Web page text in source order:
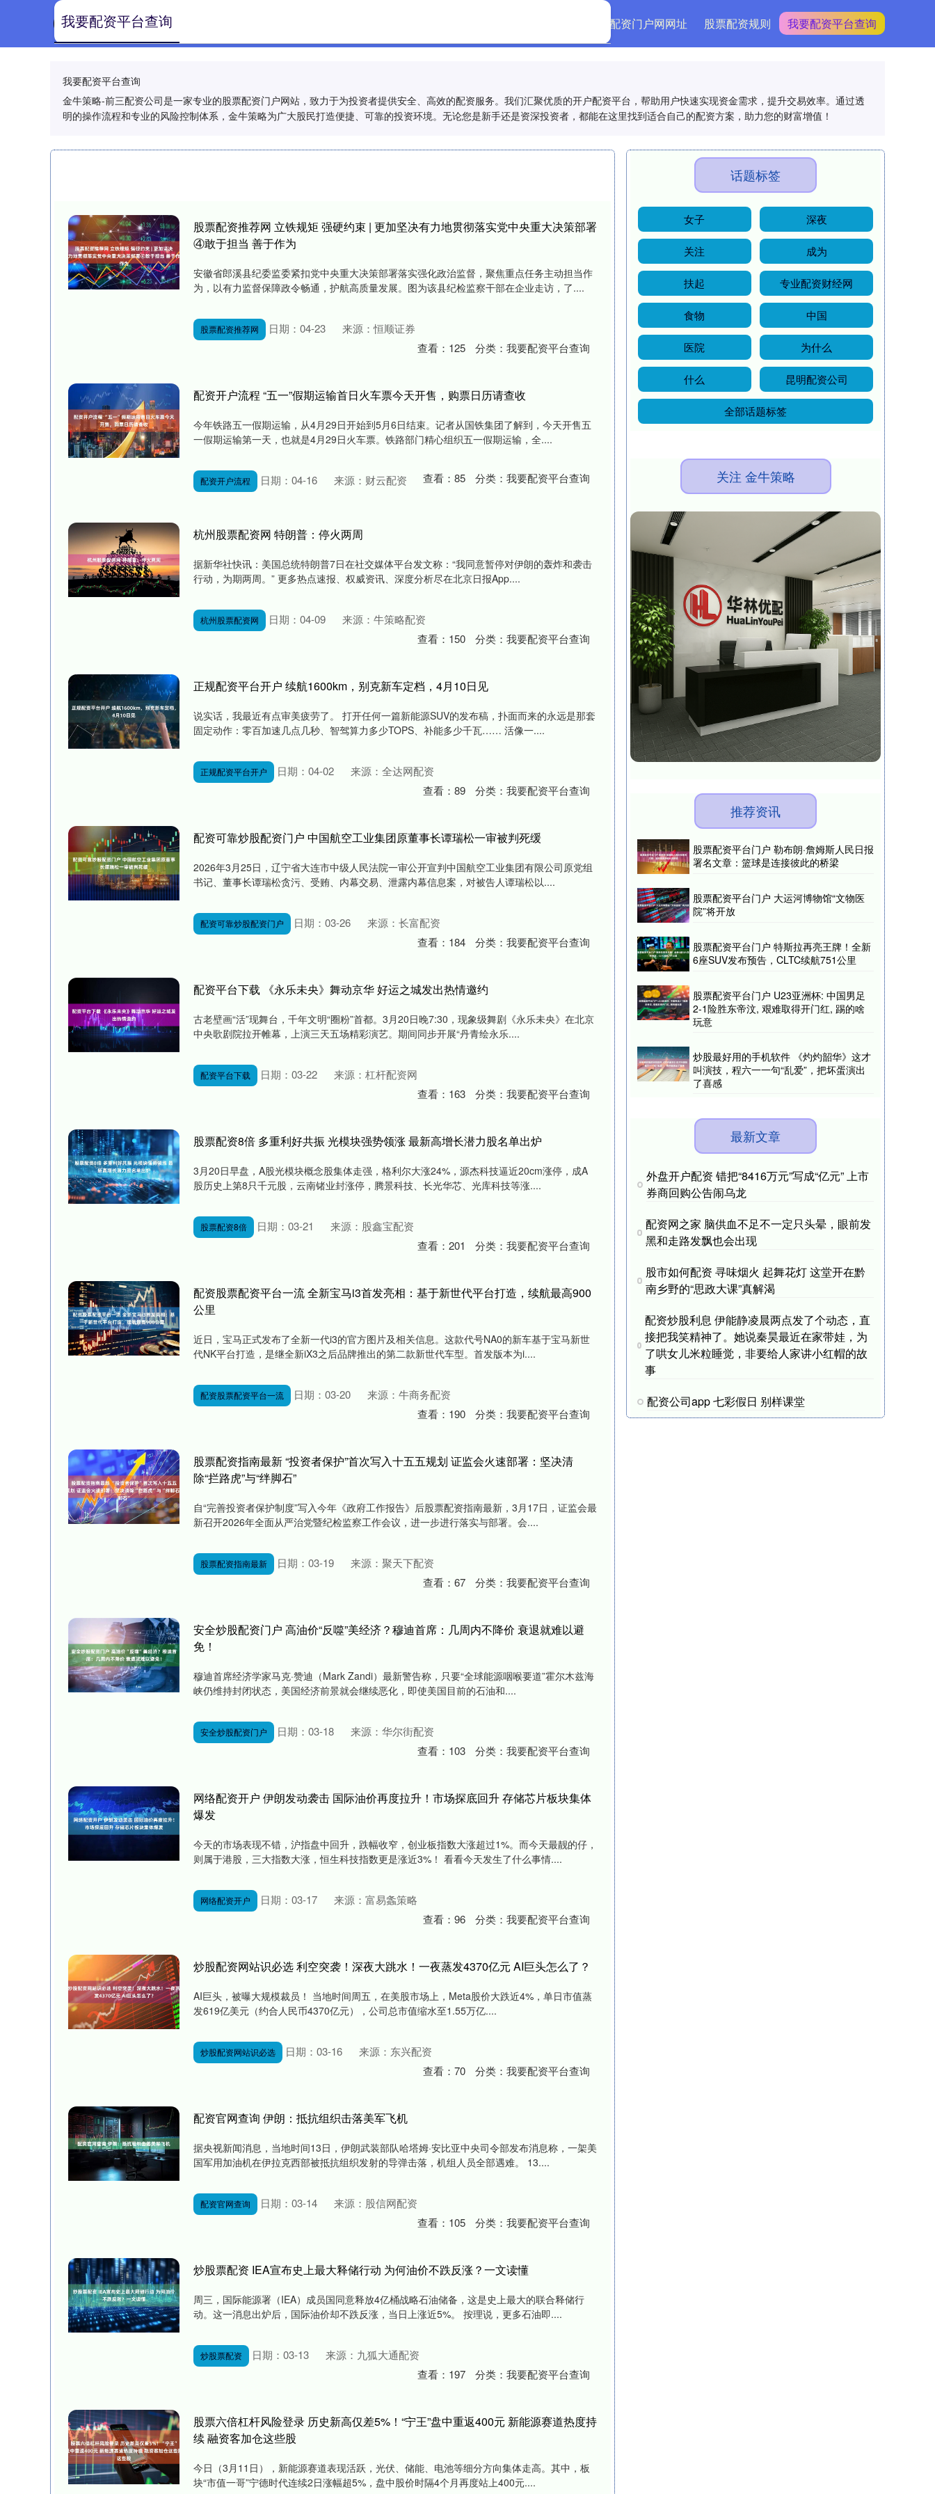
配资门户网网址 股票配资规则 我要配资平台查询
我要配资平台查询
金牛策略-前三配资公司是一家专业的股票配资门户网站，致力于为投资者提供安全、高效的配资服务。我们汇聚优质的开户配资平台，帮助用户快速实现资金需求，提升交易效率。通过透
明的操作流程和专业的风险控制体系，金牛策略为广大股民打造便捷、可靠的投资环境。无论您是新手还是资深投资者，都能在这里找到适合自己的配资方案，助力您的财富增值！
我要配资平台查询
股票配资推荐网 立铁规矩 强硬约束 | 更加坚决有力地贯彻落实党中央重大决策部署
④敢于担当 善于作为
安徽省郎溪县纪委监委紧扣党中央重大决策部署落实强化政治监督，聚焦重点任务主动担当作
为，以有力监督保障政令畅通，护航高质量发展。图为该县纪检监察干部在企业走访，了....
股票配资推荐网 日期：04-23
来源：恒顺证券
查看： 125 分类： 我要配资平台查询
配资开户流程 “五一”假期运输首日火车票今天开售，购票日历请查收
今年铁路五一假期运输，从4月29日开始到5月6日结束。记者从国铁集团了解到，今天开售五
一假期运输第一天，也就是4月29日火车票。铁路部门精心组织五一假期运输，全....
配资开户流程 日期：04-16 来源：财云配资 查看： 85 分类： 我要配资平台查询
杭州股票配资网 特朗普：停火两周
据新华社快讯：美国总统特朗普7日在社交媒体平台发文称：“我同意暂停对伊朗的轰炸和袭击
行动，为期两周。” 更多热点速报、权威资讯、深度分析尽在北京日报App....
杭州股票配资网 日期：04-09
来源：牛策略配资
查看： 150 分类： 我要配资平台查询
正规配资平台开户 续航1600km，别克新车定档，4月10日见
说实话，我最近有点审美疲劳了。 打开任何一篇新能源SUV的发布稿，扑面而来的永远是那套
固定动作：零百加速几点几秒、智驾算力多少TOPS、补能多少千瓦…… 活像一....
正规配资平台开户 日期：04-02
来源：全达网配资
查看： 89 分类： 我要配资平台查询
配资可靠炒股配资门户 中国航空工业集团原董事长谭瑞松一审被判死缓
2026年3月25日，辽宁省大连市中级人民法院一审公开宣判中国航空工业集团有限公司原党组
书记、董事长谭瑞松贪污、受贿、内幕交易、泄露内幕信息案，对被告人谭瑞松以....
配资可靠炒股配资门户 日期：03-26
来源：长富配资
查看： 184 分类： 我要配资平台查询
配资平台下载 《永乐未央》舞动京华 好运之城发出热情邀约
古老壁画“活”现舞台，千年文明“圈粉”首都。3月20日晚7:30，现象级舞剧《永乐未央》在北京
中央歌剧院拉开帷幕，上演三天五场精彩演艺。期间同步开展“丹青绘永乐....
配资平台下载 日期：03-22
来源：杠杆配资网
查看： 163 分类： 我要配资平台查询
股票配资8倍 多重利好共振 光模块强势领涨 最新高增长潜力股名单出炉
3月20日早盘，A股光模块概念股集体走强，格利尔大涨24%，源杰科技逼近20cm涨停，成A
股历史上第8只千元股，云南锗业封涨停，腾景科技、长光华芯、光库科技等涨....
股票配资8倍 日期：03-21
来源：股鑫宝配资
查看： 201 分类： 我要配资平台查询
配资股票配资平台一流 全新宝马i3首发亮相：基于新世代平台打造，续航最高900
公里
近日，宝马正式发布了全新一代i3的官方图片及相关信息。这款代号NA0的新车基于宝马新世
代NK平台打造，是继全新iX3之后品牌推出的第二款新世代车型。首发版本为i....
配资股票配资平台一流 日期：03-20
来源：牛商务配资
查看： 190 分类： 我要配资平台查询
股票配资指南最新 “投资者保护”首次写入十五五规划 证监会火速部署：坚决清
除“拦路虎”与“绊脚石”
自“完善投资者保护制度”写入今年《政府工作报告》后股票配资指南最新，3月17日，证监会最
新召开2026年全面从严治党暨纪检监察工作会议，进一步进行落实与部署。会....
股票配资指南最新 日期：03-19
来源：聚天下配资
查看： 67 分类： 我要配资平台查询
安全炒股配资门户 高油价“反噬”美经济？穆迪首席：几周内不降价 衰退就难以避
免！
穆迪首席经济学家马克·赞迪（Mark Zandi）最新警告称，只要“全球能源咽喉要道”霍尔木兹海
峡仍维持封闭状态，美国经济前景就会继续恶化，即使美国目前的石油和....
安全炒股配资门户 日期：03-18
来源：华尔街配资
查看： 103 分类： 我要配资平台查询
网络配资开户 伊朗发动袭击 国际油价再度拉升！市场探底回升 存储芯片板块集体
爆发
今天的市场表现不错，沪指盘中回升，跌幅收窄，创业板指数大涨超过1%。而今天最靓的仔，
则属于港股，三大指数大涨，恒生科技指数更是涨近3%！ 看看今天发生了什么事情....
网络配资开户 日期：03-17
来源：富易螽策略
查看： 96 分类： 我要配资平台查询
炒股配资网站识必选 利空突袭！深夜大跳水！一夜蒸发4370亿元 AI巨头怎么了？
AI巨头，被曝大规模裁员！ 当地时间周五，在美股市场上，Meta股价大跌近4%，单日市值蒸
发619亿美元（约合人民币4370亿元），公司总市值缩水至1.55万亿....
炒股配资网站识必选 日期：03-16
来源：东兴配资
查看： 70 分类： 我要配资平台查询
配资官网查询 伊朗：抵抗组织击落美军飞机
据央视新闻消息，当地时间13日，伊朗武装部队哈塔姆·安比亚中央司令部发布消息称，一架美
国军用加油机在伊拉克西部被抵抗组织发射的导弹击落，机组人员全部遇难。 13....
配资官网查询 日期：03-14
来源：股信网配资
查看： 105 分类： 我要配资平台查询
炒股票配资 IEA宣布史上最大释储行动 为何油价不跌反涨？一文读懂
周三，国际能源署（IEA）成员国同意释放4亿桶战略石油储备，这是史上最大的联合释储行
动。这一消息出炉后，国际油价却不跌反涨，当日上涨近5%。 按理说，更多石油即....
炒股票配资 日期：03-13
来源：九狐大通配资
查看： 197 分类： 我要配资平台查询
股票六倍杠杆风险登录 历史新高仅差5%！“宁王”盘中重返400元 新能源赛道热度持
续 融资客加仓这些股
今日（3月11日），新能源赛道表现活跃，光伏、储能、电池等细分方向集体走高。其中，板
块“市值一哥”宁德时代连续2日涨幅超5%，盘中股价时隔4个月再度站上400元....
话题标签
女子 深夜
关注 成为
扶起 专业配资财经网
食物 中国
医院 为什么
什么 昆明配资公司
全部话题标签
关注 金牛策略
推荐资讯
股票配资平台门户 勒布朗·詹姆斯人民日报
署名文章：篮球是连接彼此的桥梁
股票配资平台门户 大运河博物馆“文物医
院”将开放
股票配资平台门户 特斯拉再亮王牌！全新
6座SUV发布预告，CLTC续航751公里
股票配资平台门户 U23亚洲杯: 中国男足
2-1险胜东帝汶, 艰难取得开门红, 踢的啥
玩意
炒股最好用的手机软件 《灼灼韶华》这才
叫演技，程六一一句“乱爱”，把坏蛋演出
了喜感
最新文章
外盘开户配资 错把“8416万元”写成“亿元” 上市
券商回购公告闹乌龙
配资网之家 脑供血不足不一定只头晕，眼前发
黑和走路发飘也会出现
股市如何配资 寻味烟火 起舞花灯 这堂开在黔
南乡野的“思政大课”真解渴
配资炒股利息 伊能静凌晨两点发了个动态，直
接把我笑精神了。她说秦昊最近在家带娃，为
了哄女儿米粒睡觉，非要给人家讲小红帽的故
事
配资公司app 七彩假日 别样课堂